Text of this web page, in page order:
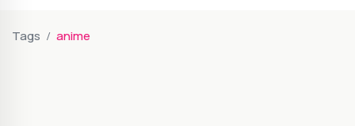
Tags anime